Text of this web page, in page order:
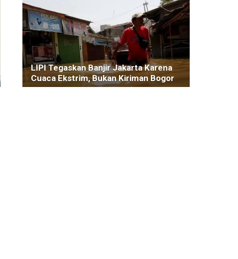
LIPI Tegaskan Banjir Jakarta Karena
Cuaca Ekstrim, Bukan Kiriman Bogor